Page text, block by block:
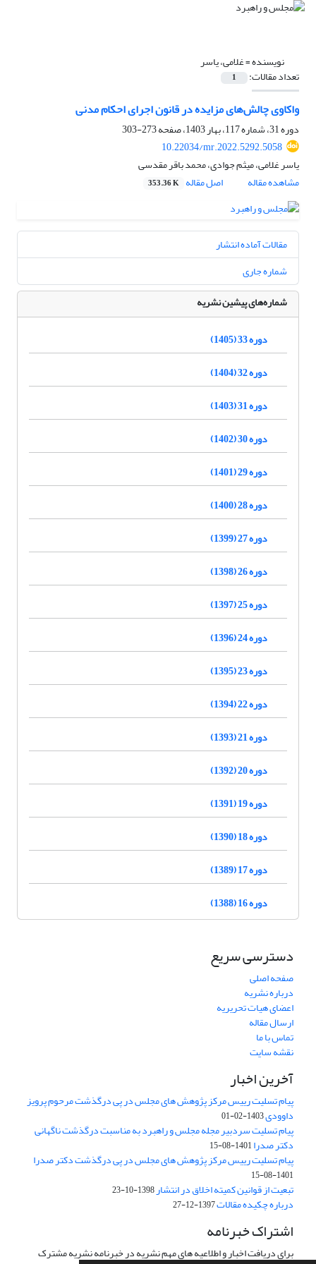
نویسنده =غلامی، یاسر
تعداد مقالات: 1
واکاوی چالش‌های مزایده در قانون اجرای احکام مدنی
دوره 31، شماره 117، بهار 1403، صفحه
273-303
10.22034/mr.2022.5292.5058
یاسر غلامی، میثم جوادی، محمد باقر مقدسی
مشاهده مقاله
اصل مقاله 353.36 K
مقالات آماده انتشار
شماره جاری
شماره‌های پیشین نشریه
دوره 33 (1405)
دوره 32 (1404)
دوره 31 (1403)
دوره 30 (1402)
دوره 29 (1401)
دوره 28 (1400)
دوره 27 (1399)
دوره 26 (1398)
دوره 25 (1397)
دوره 24 (1396)
دوره 23 (1395)
دوره 22 (1394)
دوره 21 (1393)
دوره 20 (1392)
دوره 19 (1391)
دوره 18 (1390)
دوره 17 (1389)
دوره 16 (1388)
دسترسی سریع
صفحه اصلی
درباره نشریه
اعضای هیات تحریریه
ارسال مقاله
تماس با ما
نقشه سایت
آخرین اخبار
پیام تسلیت رییس مرکز پژوهش های مجلس در پی درگذشت مرحوم پرویز
داوودی1403-02-01
پیام تسلیت سردبیر مجله مجلس و راهبرد به مناسبت درگذشت ناگهانی
دکتر صدرا1401-08-15
پیام تسلیت رییس مرکز پژوهش های مجلس در پی درگذشت دکتر صدرا
1401-08-15
تبعیت از قوانین کمیته اخلاق در انتشار1398-10-23
درباره چکیده مقالات1397-12-27
اشتراک خبرنامه
برای دریافت اخبار و اطلاعیه های مهم نشریه در خبرنامه نشریه مشترک